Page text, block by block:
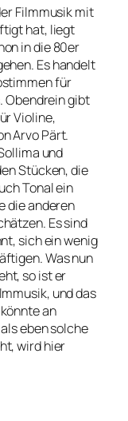
Filmmusik mit
hat, liegt
in die 80er
Es handelt
für
Obendrein gibt
Violine,
Arvo Pärt.
und
Stücken, die
Tonal ein
die anderen
Es sind
sich ein wenig
Was nun
so ist er
und das
an
eben solche
wird hier